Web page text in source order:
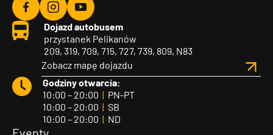
Agvo
Facebook
Agvo
Instagram
Agvo
YouTube
Dojazd autobusem
przystanek Pelikanów
209, 319, 709, 715, 727, 739, 809, N83
Zobacz mapę dojazdu
Godziny otwarcia:
10:00 – 20:00 | PN-PT
10:00 – 20:00 | SB
10:00 – 20:00 | ND